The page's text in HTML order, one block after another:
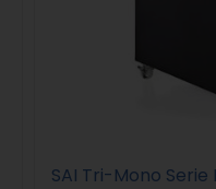
SAI Tri-Mono Serie